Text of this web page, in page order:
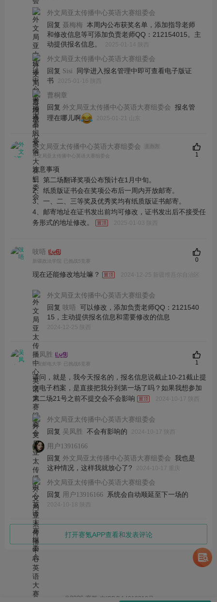
外文局亚太传播中心英语大赛组委会
回复 聂梅梅 本周内公布获奖名单，添加指导老师
和修改信息等可添加负责老师QQ：212154015。主
动提供报名信息。
2025-01-14 陕西
外文局亚太传播中心英语大赛组委会
回复 Sisi
同学进入报名管理中即可查看电子版证
书
2025-01-16 陕西
曹桐章
回复 外文局亚太传播中心英语大赛组委会 报名管
理在哪儿啊
2025-01-21 山东
外文局亚太传播中心英语大赛组委会
主办方
外文局亚太传播中心英语大赛组委会
注意事项
1、第二场翻译奖项公布预计在1月中旬。
2、纸质版证书会在奖项公布后一周内开放邮寄。
3、一、二、三等奖及优秀奖均有纸质版证书邮寄。
4、邮寄地址在证书发出前均可修改，证书发出后不接受任
务形式的地址修改。
2025-01-03 陕西
1
吱唔
新疆政法学院 已挑战5竞赛
现在还能修改地址嘛？ 2024-12-25 新疆维吾尔自治区
0
外文局亚太传播中心英语大赛组委会
回复 吱唔 可以修改，添加负责老师QQ：2121540
15，主动提供报名信息和需要修改的信息
2024-12-25 陕西
吴凤胜
西安邮电大学 已挑战6竞赛
请问，就是，我今天报名的，报名信息说截止10-21截止提
交电子档案，是直接把我分到第一场了吗？如果我想参加
第二场21号之前不提交会不会影响
2024-10-17 陕西
1
外文局亚太传播中心英语大赛组委会
回复 吴凤胜 不会有影响的 2024-10-17 陕西
用户13916166
回复 外文局亚太传播中心英语大赛组委会 我也是
这种情况，这样我就放心了?
2024-10-17 重庆
外文局亚太传播中心英语大赛组委会
回复 用户13916166 系统会自动顺延至下一场的
2024-10-18 陕西
打开赛氪APP查看和发表评论
©2026 赛氪 京ICP备14013810号